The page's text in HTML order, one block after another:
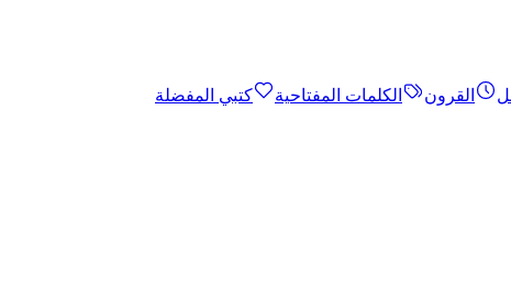
القرون الكلمات المفتاحية
كتبي المفضلة